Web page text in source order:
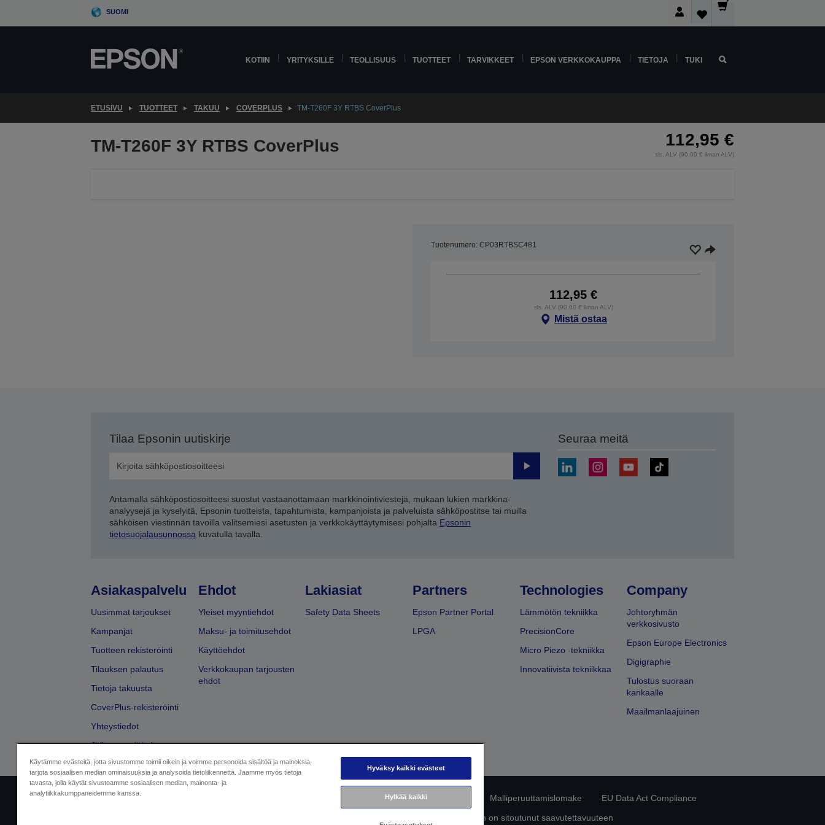
SUOMI
KOTIIN YRITYKSILLE TEOLLISUUS TUOTTEET TARVIKKEET EPSON VERKKOKAUPPA TIETOJA TUKI
ETUSIVU TUOTTEET TAKUU COVERPLUS TM-T260F 3Y RTBS CoverPlus
TM-T260F 3Y RTBS CoverPlus 112,95 €
sis. ALV (90,00 € ilman ALV)
Tuotenumero: CP03RTBSC481
112,95 €
sis. ALV (90,00 € ilman ALV)
Mistä ostaa
Tilaa Epsonin uutiskirje
Lähetä
Antamalla sähköpostiosoitteesi suostut vastaanottamaan markkinointiviestejä, mukaan lukien markkina-
analyysejä ja kyselyitä, Epsonin tuotteista, tapahtumista, kampanjoista ja palveluista sähköpostitse tai muilla
sähköisen viestinnän tavoilla valitsemiesi asetusten ja verkkokäyttäytymisesi pohjalta Epsonin
tietosuojalausunnossa kuvatulla tavalla.
Seuraa meitä
Asiakaspalvelu
Uusimmat tarjoukset
Kampanjat
Tuotteen rekisteröinti
Tilauksen palautus
Tietoja takuusta
CoverPlus-rekisteröinti
Yhteystiedot
Jälleenmyyjähaku
Ehdot
Yleiset myyntiehdot
Maksu- ja toimitusehdot
Käyttöehdot
Verkkokaupan tarjousten
ehdot
Lakiasiat
Safety Data Sheets
Partners
Epson Partner Portal
LPGA
Technologies
Lämmötön tekniikka
PrecisionCore
Micro Piezo -tekniikka
Innovatiivista tekniikkaa
Company
Johtoryhmän
verkkosivusto
Epson Europe Electronics
Digigraphie
Tulostus suoraan
kankaalle
Maailmanlaajuinen
Yritystiedot Tietosuojailmoitus Malliperuuttamislomake
EU Data Act Compliance
Epson on sitoutunut saavutettavuuteen
Käytämme evästeitä, jotta sivustomme toimii oikein ja voimme personoida sisältöä ja mainoksia,
tarjota sosiaalisen median ominaisuuksia ja analysoida tietoliikennettä. Jaamme myös tietoja
tavasta, jolla käytät sivustoamme sosiaalisen median, mainonta- ja
analytiikkakumppaneidemme kanssa.
Hyväksy kaikki evästeet
Hylkää kaikki